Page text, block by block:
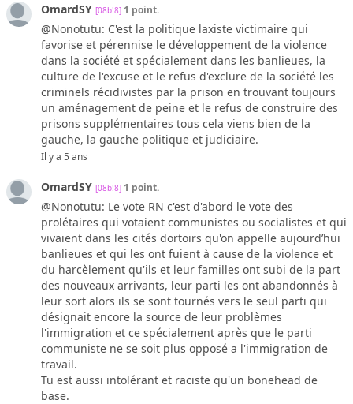
OmardSY [08b!8] 1 point.
@Nonotutu: C'est la politique laxiste victimaire qui
favorise et pérennise le développement de la violence
dans la société et spécialement dans les banlieues, la
culture de l'excuse et le refus d'exclure de la société les
criminels récidivistes par la prison en trouvant toujours
un aménagement de peine et le refus de construire des
prisons supplémentaires tous cela viens bien de la
gauche, la gauche politique et judiciaire.
Il y a 5 ans
OmardSY [08b!8] 1 point.
@Nonotutu: Le vote RN c'est d'abord le vote des
prolétaires qui votaient communistes ou socialistes et qui
vivaient dans les cités dortoirs qu'on appelle aujourd’hui
banlieues et qui les ont fuient à cause de la violence et
du harcèlement qu'ils et leur familles ont subi de la part
des nouveaux arrivants, leur parti les ont abandonnés à
leur sort alors ils se sont tournés vers le seul parti qui
désignait encore la source de leur problèmes
l'immigration et ce spécialement après que le parti
communiste ne se soit plus opposé a l'immigration de
travail.
Tu est aussi intolérant et raciste qu'un bonehead de
base.